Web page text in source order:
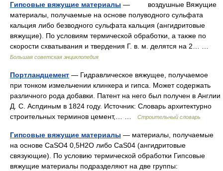
Гипсовые вяжущие материалы — воздушные Вяжущие
материалы, получаемые на основе полуводного сульфата
кальция либо безводного сульфата кальция (ангидритовые
вяжущие). По условиям термической обработки, а также по
скорости схватывания и твердения Г. в. м. делятся на 2… …
Большая советская энциклопедия
Портландцемент — Гидравлическое вяжущее, получаемое
при тонком измельчении клинкера и гипса. Может содержать
различного рода добавки. Патент на него был получен в Англии
Д. С. Аспдиным в 1824 году. Источник: Словарь архитектурно
строительных терминов цемент,… …
Строительный словарь
Гипсовые вяжущие материалы — материалы, получаемые
на основе CaSO4 0,5H2О либо CaS04 (ангидритовые
связующие). По условию термической обработки Гипсовые
вяжущие материалы подразделяют на две группы: